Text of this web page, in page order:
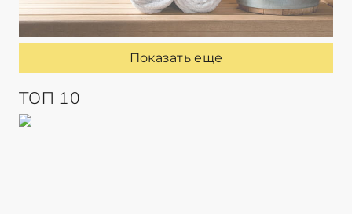
Показать еще
ТОП 10